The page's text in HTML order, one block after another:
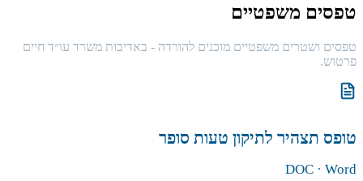
טפסים משפטיים
טפסים ושטרים משפטיים מוכנים להורדה - באדיבות משרד עו״ד חיים
פרטוש.
טופס תצהיר לתיקון טעות סופר
DOC · Word